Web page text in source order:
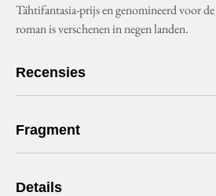
Tähtifantasia-prijs en genomineerd voor
roman is verschenen in negen landen.
Recensies
Fragment
Details